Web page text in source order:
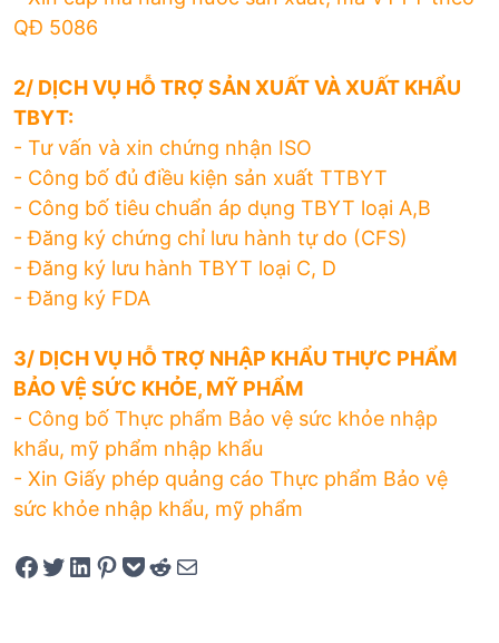
QĐ 5086
2/ DỊCH VỤ HỖ TRỢ SẢN XUẤT VÀ XUẤT KHẨU
TBYT:
- Tư vấn và xin chứng nhận ISO
- Công bố đủ điều kiện sản xuất TTBYT
- Công bố tiêu chuẩn áp dụng TBYT loại A,B
- Đăng ký chứng chỉ lưu hành tự do (CFS)
- Đăng ký lưu hành TBYT loại C, D
- Đăng ký FDA
3/ DỊCH VỤ HỖ TRỢ NHẬP KHẨU THỰC PHẨM
BẢO VỆ SỨC KHỎE, MỸ PHẨM
- Công bố Thực phẩm Bảo vệ sức khỏe nhập
khẩu, mỹ phẩm nhập khẩu
- Xin Giấy phép quảng cáo Thực phẩm Bảo vệ
sức khỏe nhập khẩu, mỹ phẩm
Share on Facebook Tweet on Twitter Share on LinkedIn Pin on Pinterest Save to pocket Share on Reddit Share via Email